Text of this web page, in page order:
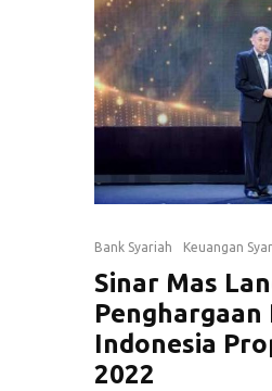
Bank Syariah Keuangan
Sinar Mas
Indonesia
2022